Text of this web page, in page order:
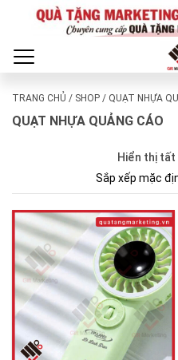
TRANG CHỦ / SHOP / QUẠT NHỰA
QUẠT NHỰA QUẢNG CÁO
Hiển thị tất